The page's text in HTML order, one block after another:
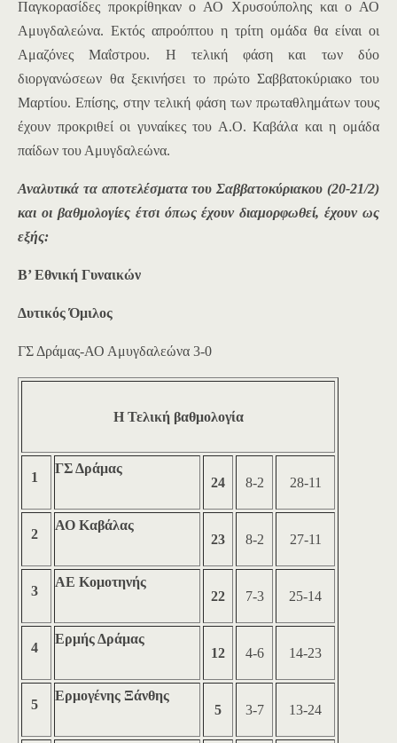
Παγκορασίδες προκρίθηκαν ο ΑΟ Χρυσούπολης και ο ΑΟ
Αμυγδαλεώνα. Εκτός απροόπτου η τρίτη ομάδα θα είναι οι
Αμαζόνες Μαΐστρου. Η τελική φάση και των δύο
διοργανώσεων θα ξεκινήσει το πρώτο Σαββατοκύριακο του
Μαρτίου. Επίσης, στην τελική φάση των πρωταθλημάτων τους
έχουν προκριθεί οι γυναίκες του Α.Ο. Καβάλα και η ομάδα
παίδων του Αμυγδαλεώνα.
Αναλυτικά τα αποτελέσματα του Σαββατοκύριακου (20-21/2)
και οι βαθμολογίες έτσι όπως έχουν διαμορφωθεί, έχουν ως
εξής:
Β’ Εθνική Γυναικών
Δυτικός Όμιλος
ΓΣ Δράμας-ΑΟ Αμυγδαλεώνα 3-0
Η Τελική βαθμολογία
1
ΓΣ Δράμας
24
8-2 28-11
2
ΑΟ Καβάλας
23
8-2 27-11
3
ΑΕ Κομοτηνής
22
7-3 25-14
4
Ερμής Δράμας
12
4-6 14-23
5
Ερμογένης Ξάνθης
5
3-7 13-24